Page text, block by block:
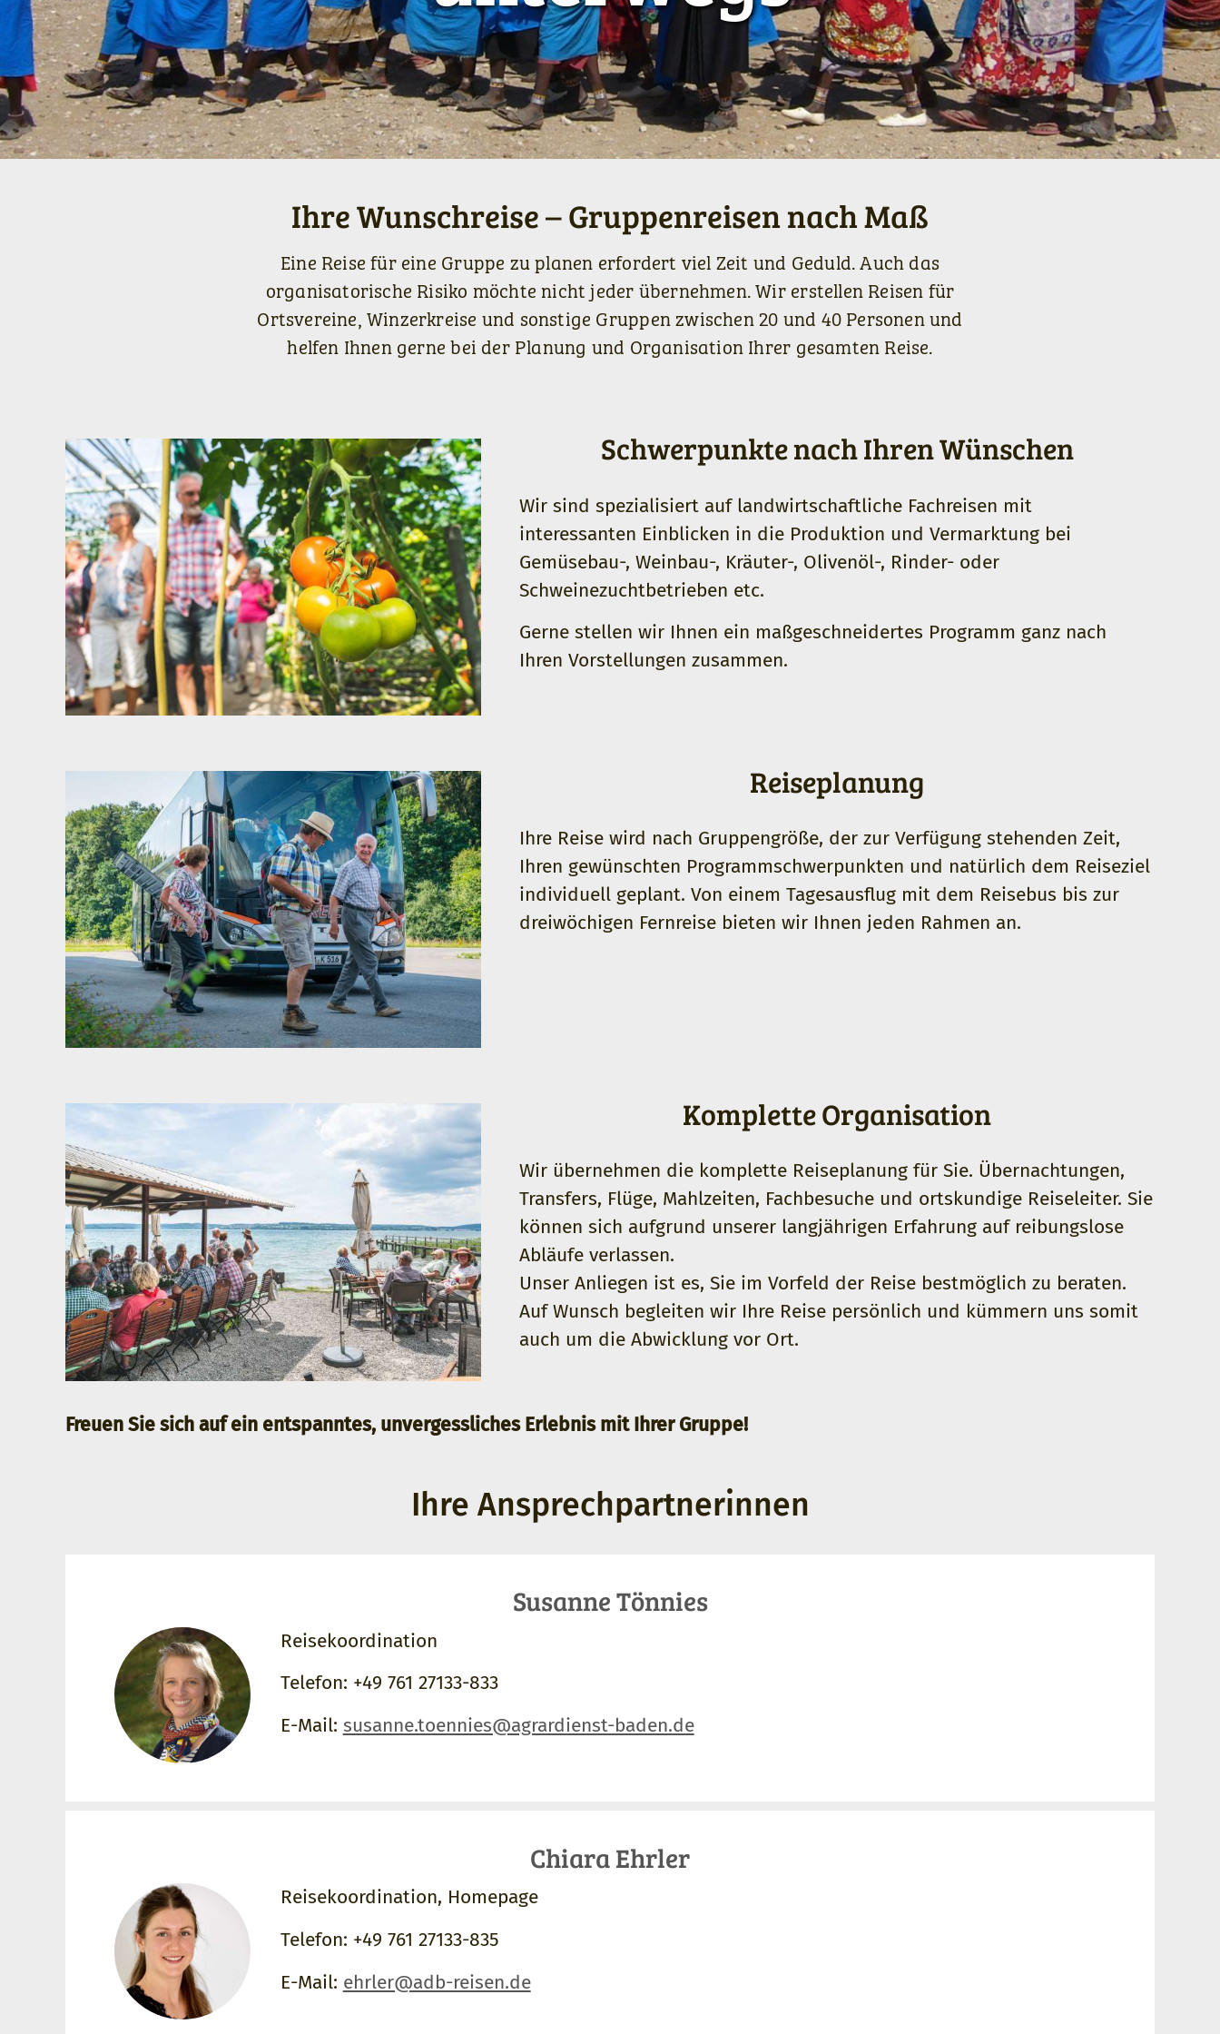
Ihre Wunschreise – Gruppenreisen nach Maß
Eine Reise für eine Gruppe zu planen erfordert viel Zeit und Geduld. Auch das
organisatorische Risiko möchte nicht jeder übernehmen. Wir erstellen Reisen für
Ortsvereine, Winzerkreise und sonstige Gruppen zwischen 20 und 40 Personen und
helfen Ihnen gerne bei der Planung und Organisation Ihrer gesamten Reise.
Schwerpunkte nach Ihren Wünschen
Wir sind spezialisiert auf landwirtschaftliche Fachreisen mit
interessanten Einblicken in die Produktion und Vermarktung bei
Gemüsebau-, Weinbau-, Kräuter-, Olivenöl-, Rinder- oder
Schweinezuchtbetrieben etc.
Gerne stellen wir Ihnen ein maßgeschneidertes Programm ganz nach
Ihren Vorstellungen zusammen.
Reiseplanung
Ihre Reise wird nach Gruppengröße, der zur Verfügung stehenden Zeit,
Ihren gewünschten Programmschwerpunkten und natürlich dem Reiseziel
individuell geplant. Von einem Tagesausflug mit dem Reisebus bis zur
dreiwöchigen Fernreise bieten wir Ihnen jeden Rahmen an.
Komplette Organisation
Wir übernehmen die komplette Reiseplanung für Sie. Übernachtungen,
Transfers, Flüge, Mahlzeiten, Fachbesuche und ortskundige Reiseleiter. Sie
können sich aufgrund unserer langjährigen Erfahrung auf reibungslose
Abläufe verlassen.
Unser Anliegen ist es, Sie im Vorfeld der Reise bestmöglich zu beraten.
Auf Wunsch begleiten wir Ihre Reise persönlich und kümmern uns somit
auch um die Abwicklung vor Ort.
Freuen Sie sich auf ein entspanntes, unvergessliches Erlebnis mit Ihrer Gruppe!
Ihre Ansprechpartnerinnen
Susanne Tönnies
Reisekoordination
Telefon: +49 761 27133-833
E-Mail: susanne.toennies@agrardienst-baden.de
Chiara Ehrler
Reisekoordination, Homepage
Telefon: +49 761 27133-835
E-Mail: ehrler@adb-reisen.de